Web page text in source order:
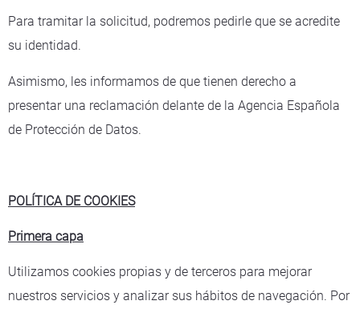
Para tramitar la solicitud, podremos pedirle que se acredite
su identidad.
Asimismo, les informamos de que tienen derecho a
presentar una reclamación delante de la Agencia Española
de Protección de Datos.
POLÍTICA DE COOKIES
Primera capa
Utilizamos cookies propias y de terceros para mejorar
nuestros servicios y analizar sus hábitos de navegación. Por